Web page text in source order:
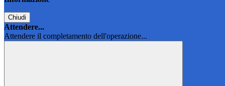
Chiudi
Attendere...
Attendere il completamento dell'operazione...